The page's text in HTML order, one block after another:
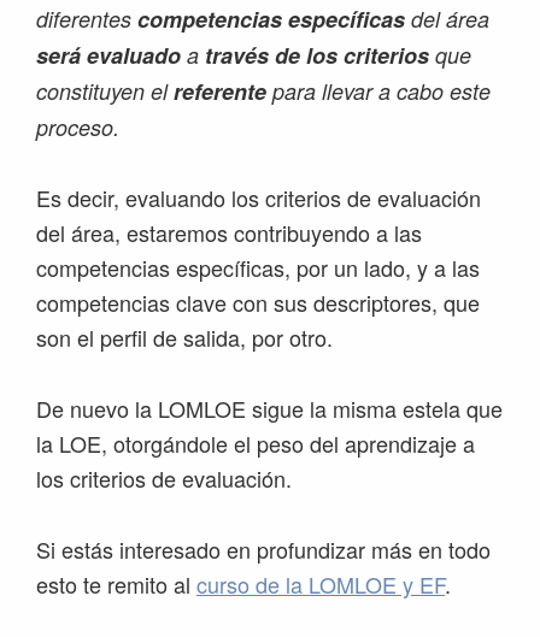
diferentes competencias específicas del área
será evaluado a través de los criterios que
constituyen elreferente para llevar a cabo este
proceso.
Es decir, evaluando los criterios de evaluación
del área, estaremos contribuyendo a las
competencias específicas, por un lado, y a las
competencias clave con sus descriptores, que
son el perfil de salida, por otro.
De nuevo la LOMLOE sigue la misma estela que
la LOE, otorgándole el peso del aprendizaje a
los criterios de evaluación.
Si estás interesado en profundizar más en todo
esto te remito al curso de la LOMLOE y EF.